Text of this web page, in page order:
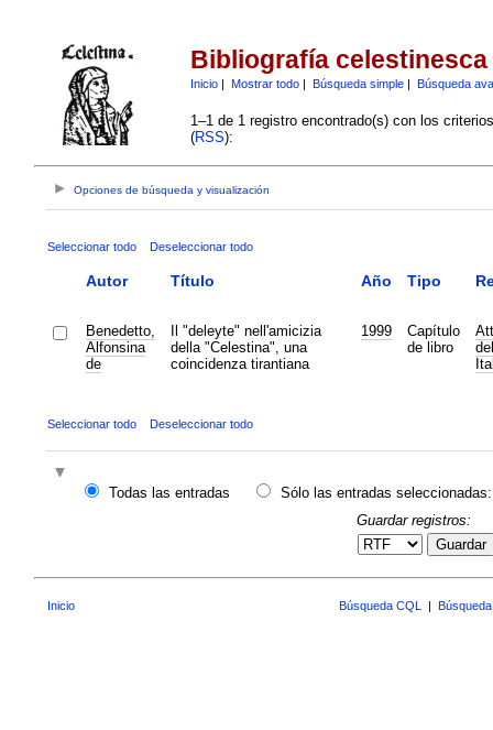
Bibliografía celestinesca
Inicio| Mostrar todo| Búsqueda simple| Búsqueda
1–1 de 1 registro encontrado(s) con los
(RSS):
Opciones de búsqueda y visualización
Seleccionar todo Deseleccionar todo
Autor Título Año Tipo
Benedetto,
Alfonsina
de
Il "deleyte" nell'amicizia
della "Celestina", una
coincidenza tirantiana
1999
Capítulo
de libro
Seleccionar todo Deseleccionar todo
Todas las entradas
Sólo las entradas seleccionadas:
Guardar registros:
Guardar
Inicio Búsqueda CQL